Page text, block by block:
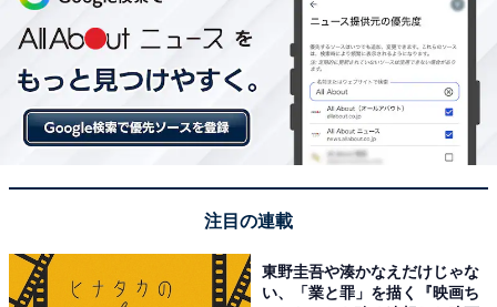
注目の連載
東野圭吾や湊かなえだけじゃな
い、「業と罪」を描く『映画ち